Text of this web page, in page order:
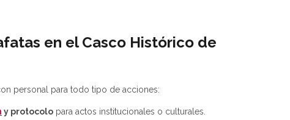
en el Casco Histórico de
personal para todo tipo de acciones:
y protocolo para actos institucionales o culturales.